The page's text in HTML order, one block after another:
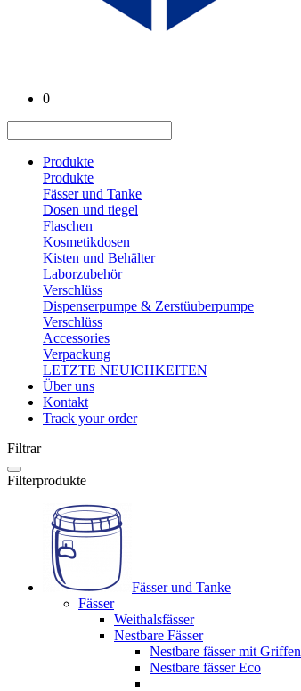
0
Produkte
Produkte
Fässer und Tanke
Dosen und tiegel
Flaschen
Kosmetikdosen
Kisten und Behälter
Laborzubehör
Verschlüss
Dispenserpumpe & Zerstüuberpumpe
Verschlüss
Accessories
Verpackung
LETZTE NEUICHKEITEN
Über uns
Kontakt
Track your order
Filtrar
Filterprodukte
Fässer und Tanke
Fässer
Weithalsfässer
Nestbare Fässer
Nestbare fässer mit Griffen
Nestbare fässer Eco